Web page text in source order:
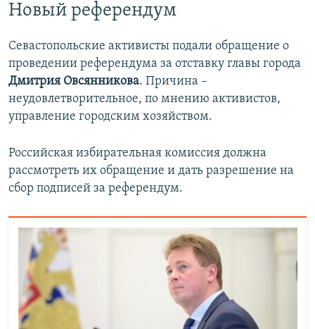
Новый референдум
Севастопольские активисты подали обращение о
проведении референдума за отставку главы города
Дмитрия Овсянникова. Причина –
неудовлетворительное, по мнению активистов,
управление городским хозяйством.
Российская избирательная комиссия должна
рассмотреть их обращение и дать разрешение на
сбор подписей за референдум.